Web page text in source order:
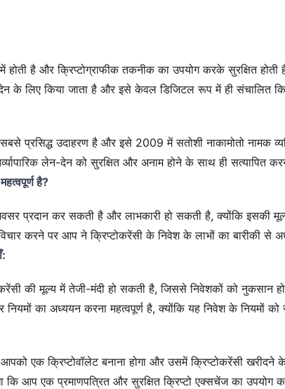
होती है और क्रिप्टोग्राफीक तकनीक का उपयोग करके सुरक्षित होती
के लिए किया जाता है और इसे केवल डिजिटल रूप में ही संचालित
प्रसिद्ध उदाहरण है और इसे 2009 में सतोशी नाकामोतो नामक
लेन-देन को सुरक्षित और अनाम होने के साथ ही सत्यापित
है?
प्रदान कर सकती है और लाभकारी हो सकती है, क्योंकि इसकी
करने पर आप ने क्रिप्टोकरेंसी के निवेश के लाभों का बारीकी से
की मूल्य में तेजी-मंदी हो सकती है, जिससे निवेशकों को नुकसान
नियमों का अध्ययन करना महत्वपूर्ण है, क्योंकि यह निवेश के नियमों
एक क्रिप्टोवॉलेट बनाना होगा और उसमें क्रिप्टोकरेंसी खरीदने
कि आप एक प्रमाणपत्रित और सुरक्षित क्रिप्टो एक्सचेंज का उपयोग